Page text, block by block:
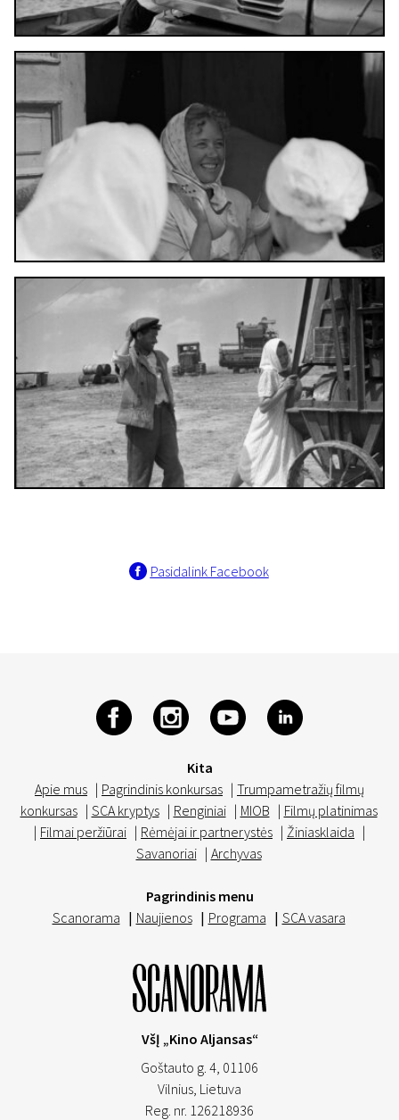
Pasidalink Facebook
Kita
Apie mus | Pagrindinis konkursas | Trumpametražių filmų
konkursas | SCA kryptys | Renginiai | MIOB | Filmų platinimas
| Filmai peržiūrai | Rėmėjai ir partnerystės | Žiniasklaida |
Savanoriai | Archyvas
Pagrindinis menu
Scanorama | Naujienos | Programa | SCA vasara
VšĮ „Kino Aljansas“
Goštauto g. 4, 01106
Vilnius, Lietuva
Reg. nr. 126218936